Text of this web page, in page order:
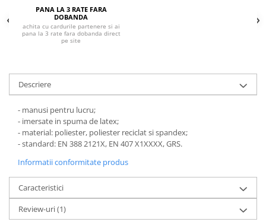
Sorturi impermeabile
Pantaloni de lucru in talie
Pentru sudura
Pantaloni de protectie
Sorturi
Pantaloni de lucru cu pieptar
Veste de lucru
Fleece-uri
Halate
Jachete / Bluze salopeta
PANA LA 3 RATE FARA
DOBANDA
achita cu cardurile partenere si ai
pana la 3 rate fara dobanda direct
pe site
Descriere
- manusi pentru lucru;
- imersate in spuma de latex;
- material: poliester, poliester reciclat si spandex;
- standard: EN 388 2121X, EN 407 X1XXXX, GRS.
Informatii conformitate produs
Caracteristici
Review-uri(1)